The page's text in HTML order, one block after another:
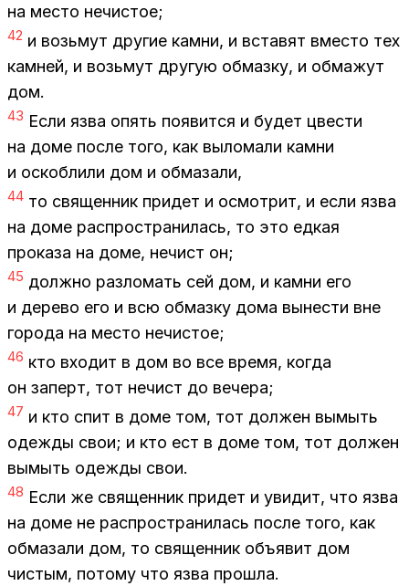
на ме­сто нечи­стое;
42 и возь­мут дру­гие кам­ни, и вста­вят вме­сто тех
кам­ней, и возь­мут дру­гую об­маз­ку, и об­ма­жут
дом.
43 Если язва опять по­явит­ся и бу­дет цве­сти
на доме по­сле того, как вы­ло­ма­ли кам­ни
и оскоб­ли­ли дом и об­ма­за­ли,
44 то свя­щен­ник при­дет и осмот­рит, и если язва
на доме рас­про­стра­ни­лась, то это ед­кая
про­ка­за на доме, нечист он;
45 долж­но раз­ло­мать сей дом, и кам­ни его
и де­ре­во его и всю об­маз­ку дома вы­не­сти вне
го­ро­да на ме­сто нечи­стое;
46 кто вхо­дит в дом во все вре­мя, ко­гда
он за­перт, тот нечист до ве­че­ра;
47 и кто спит в доме том, тот дол­жен вы­мыть
одеж­ды свои; и кто ест в доме том, тот дол­жен
вы­мыть одеж­ды свои.
48 Если же свя­щен­ник при­дет и уви­дит, что язва
на доме не рас­про­стра­ни­лась по­сле того, как
об­ма­за­ли дом, то свя­щен­ник объ­явит дом
чи­стым, по­то­му что язва про­шла.